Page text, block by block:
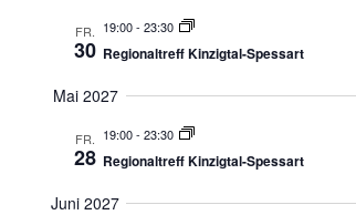
FR.
30
19:00- 23:30
Regionaltreff Kinzigtal-Spessart
Mai 2027
FR.
28
19:00- 23:30
Regionaltreff Kinzigtal-Spessart
Juni 2027